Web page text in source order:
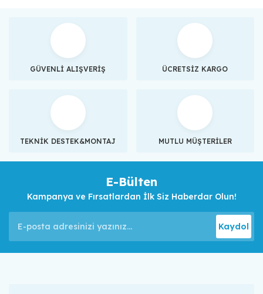
GÜVENLİ ALIŞVERİŞ ÜCRETSİZ KARGO
TEKNİK DESTEK&MONTAJ MUTLU MÜŞTERİLER
E-Bülten
Kampanya ve Fırsatlardan İlk Siz Haberdar Olun!
Kaydol